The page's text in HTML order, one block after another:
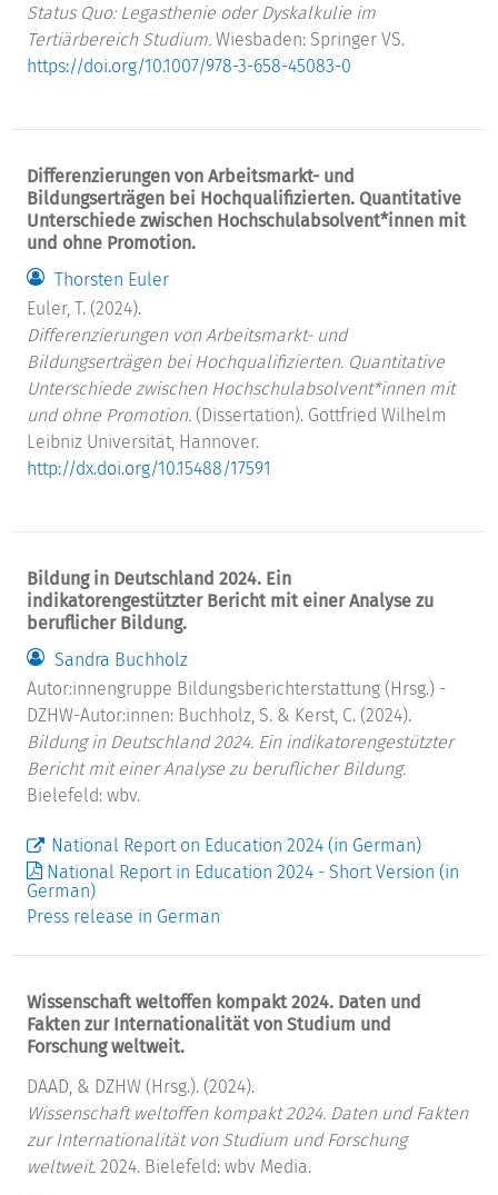
Status Quo: Legasthenie oder Dyskalkulie im
Tertiärbereich Studium. Wiesbaden: Springer VS.
https://doi.org/10.1007/978-3-658-45083-0
Differenzierungen von Arbeitsmarkt- und
Bildungserträgen bei Hochqualifizierten. Quantitative
Unterschiede zwischen Hochschulabsolvent*innen mit
und ohne Promotion.
Thorsten Euler
Euler, T. (2024).
Differenzierungen von Arbeitsmarkt- und
Bildungserträgen bei Hochqualifizierten. Quantitative
Unterschiede zwischen Hochschulabsolvent*innen mit
und ohne Promotion. (Dissertation). Gottfried Wilhelm
Leibniz Universität, Hannover.
http://dx.doi.org/10.15488/17591
Bildung in Deutschland 2024. Ein
indikatorengestützter Bericht mit einer Analyse zu
beruflicher Bildung.
Sandra Buchholz
Autor:innengruppe Bildungsberichterstattung (Hrsg.) -
DZHW-Autor:innen: Buchholz, S. & Kerst, C. (2024).
Bildung in Deutschland 2024. Ein indikatorengestützter
Bericht mit einer Analyse zu beruflicher Bildung.
Bielefeld: wbv.
National Report on Education 2024 (in German)
National Report in Education 2024 - Short Version (in
German)
Press release in German
Wissenschaft weltoffen kompakt 2024. Daten und
Fakten zur Internationalität von Studium und
Forschung weltweit.
DAAD, & DZHW (Hrsg.). (2024).
Wissenschaft weltoffen kompakt 2024. Daten und Fakten
zur Internationalität von Studium und Forschung
weltweit. 2024. Bielefeld: wbv Media.